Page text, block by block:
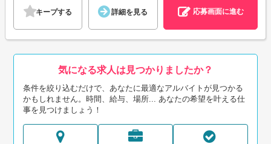
キープする 詳細を見る 応募画面に進む
気になる求人は見つかりましたか？
条件を絞り込むだけで、あなたに最適なアルバイトが見つかる
かもしれません。時間、給与、場所... あなたの希望を叶える仕
事を見つけましょう！